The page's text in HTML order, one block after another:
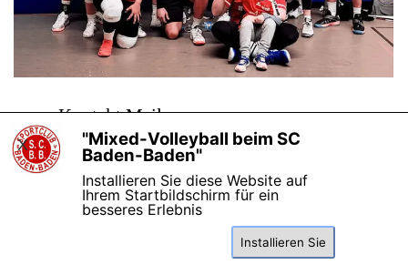
Kontakt Mail:
uwe@scbad.de
Copyright 2026
Zurück zum Seiteninhalt
"Mixed-Volleyball beim SC
Baden-Baden"
Installieren Sie diese Website auf
Ihrem Startbildschirm für ein
besseres Erlebnis
Installieren Sie
X